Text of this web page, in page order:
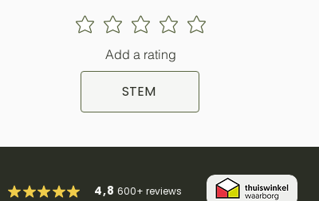
Add a rating
STEM
4,8600+reviews